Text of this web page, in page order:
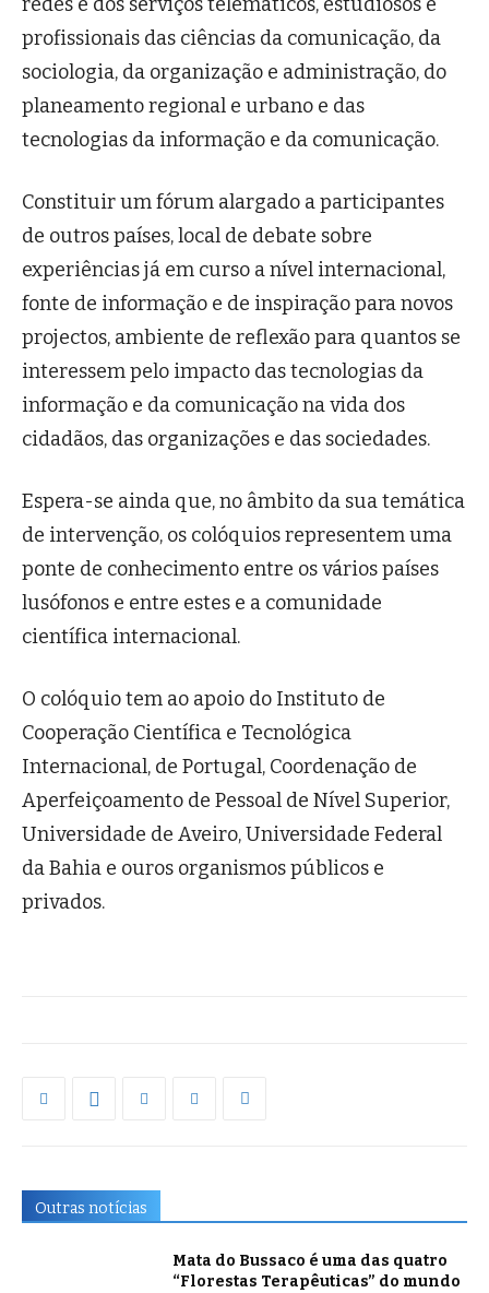
profissionais das ciências da comunicação, da
sociologia, da organização e administração, do
planeamento regional e urbano e das
tecnologias da informação e da comunicação.
Constituir um fórum alargado a participantes
de outros países, local de debate sobre
experiências já em curso a nível internacional,
fonte de informação e de inspiração para novos
projectos, ambiente de reflexão para quantos se
interessem pelo impacto das tecnologias da
informação e da comunicação na vida dos
cidadãos, das organizações e das sociedades.
Espera-se ainda que, no âmbito da sua temática
de intervenção, os colóquios representem uma
ponte de conhecimento entre os vários países
lusófonos e entre estes e a comunidade
científica internacional.
O colóquio tem ao apoio do Instituto de
Cooperação Científica e Tecnológica
Internacional, de Portugal, Coordenação de
Aperfeiçoamento de Pessoal de Nível Superior,
Universidade de Aveiro, Universidade Federal
da Bahia e ouros organismos públicos e
privados.
Outras notícias
Mata do Bussaco é uma das quatro
“Florestas Terapêuticas” do mundo